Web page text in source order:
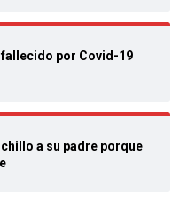
por Covid-19
a su padre porque